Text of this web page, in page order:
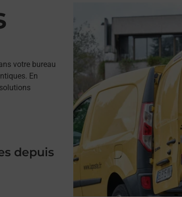
votre bureau
En
depuis